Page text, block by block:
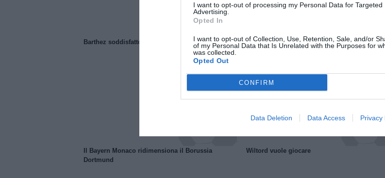
I want to opt-out of processing my Personal Data for Targeted
Advertising.
Opted In
I want to opt-out of Collection, Use, Retention, Sale, and/or
of my Personal Data that Is Unrelated with the Purposes for
was collected.
Opted Out
CONFIRM
Data Deletion Data Access Privacy
Barthez soddisfatto del Manchester United Il Rayo Vallecano spinge per Zamorano
Il Bayern Monaco ridimensiona il Borussia
Dortmund
Wiltord vuole giocare